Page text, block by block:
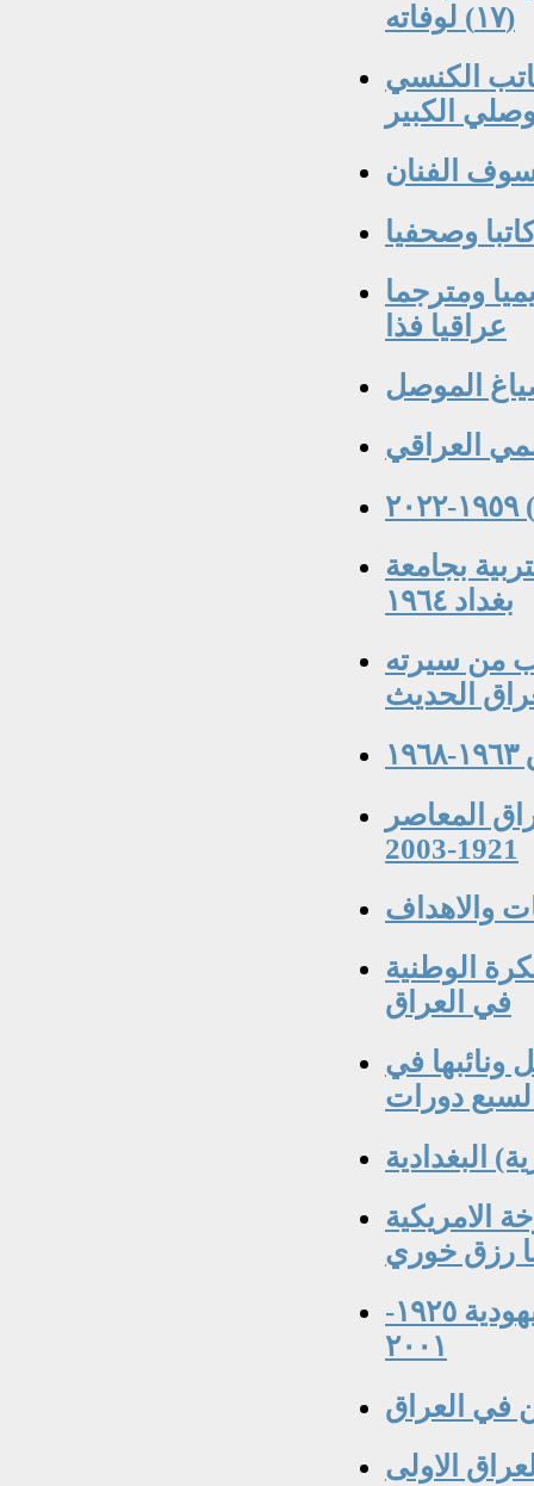
(١٧) لوفاته
الله دنو ١٨٨٤-١٩٥١ الكاتب الكنسي
الكبير
الفنان
وصحفيا
ومترجما
عراقيا فذا
الموصل
التربية بجامعة
بغداد ١٩٦٤
١٨٩٢-١٩٤٧ جوانب من سيرته
الحديث
المعاصر
1921-2003
والاهداف
) وصناعة الفكرة الوطنية
في العراق
الموصل ونائبها في
لسبع دورات
البغدادية
الامريكية
رزق خوري
مليحة اسحيق القاصة والكاتبة العراقية اليهودية ١٩٢٥-
٢٠٠١
في العراق